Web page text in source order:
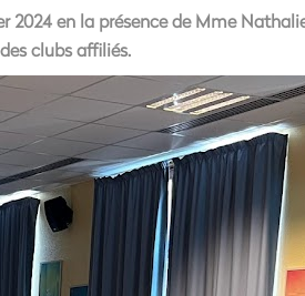
2024 en la présence de Mme
clubs affiliés.